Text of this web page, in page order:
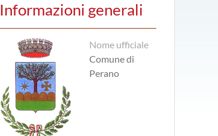
Informazioni generali
Nome ufficiale
Comune di
Perano